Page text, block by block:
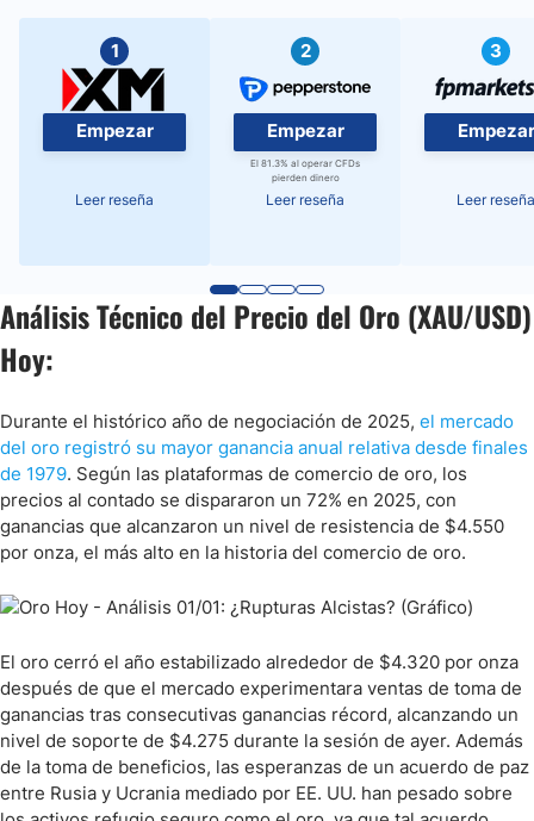
1
Empezar
Leer reseña
2
Empezar
El 81.3% al operar CFDs
pierden dinero
Leer reseña
3
Empezar
Leer reseña
Análisis Técnico del Precio del Oro (XAU/USD)
Hoy:
Durante el histórico año de negociación de 2025, el mercado
del oro registró su mayor ganancia anual relativa desde finales
de 1979. Según las plataformas de comercio de oro, los
precios al contado se dispararon un 72% en 2025, con
ganancias que alcanzaron un nivel de resistencia de $4.550
por onza, el más alto en la historia del comercio de oro.
El oro cerró el año estabilizado alrededor de $4.320 por onza
después de que el mercado experimentara ventas de toma de
ganancias tras consecutivas ganancias récord, alcanzando un
nivel de soporte de $4.275 durante la sesión de ayer. Además
de la toma de beneficios, las esperanzas de un acuerdo de paz
entre Rusia y Ucrania mediado por EE. UU. han pesado sobre